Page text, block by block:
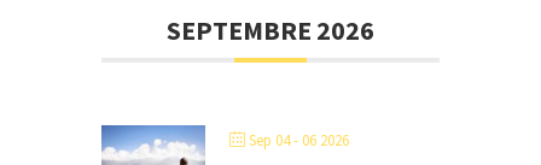
SEPTEMBRE 2026
Sep 04 - 06 2026